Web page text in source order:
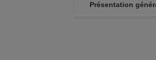
Présentation